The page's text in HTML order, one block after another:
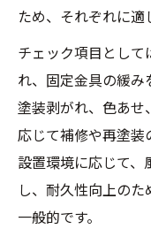
ため、それぞれに適
チェック項目とし
れ、固定金具の緩み
塗装剥がれ、色あ
応じて補修や再塗装
設置環境に応じて
し、耐久性向上の
一般的です。